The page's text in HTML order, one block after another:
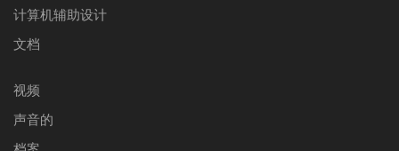
计算机辅助设计
文档
视频
声音的